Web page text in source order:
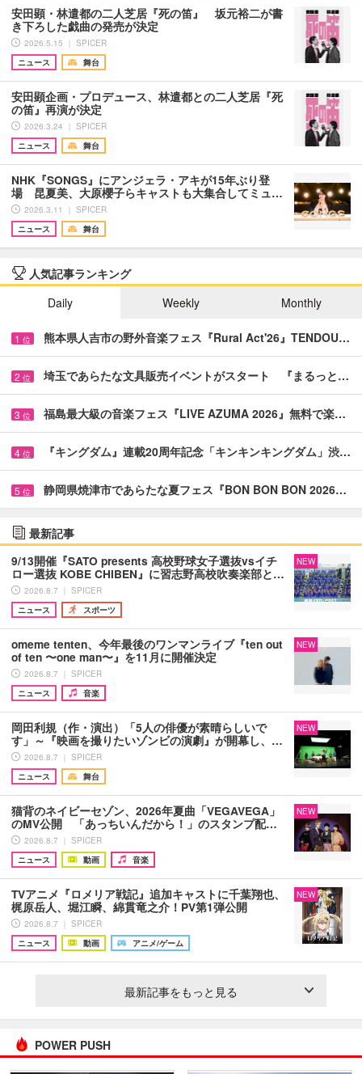
安田顕・林遣都の二人芝居『死の笛』 坂元裕二が書
き下ろした戯曲の発売が決定
2026.5.15 ｜ SPICER
ニュース
舞台
安田顕企画・プロデュース、林遣都との二人芝居『死
の笛』再演が決定
2026.3.24 ｜ SPICER
ニュース
舞台
NHK『SONGS』にアンジェラ・アキが15年ぶり登
場 昆夏美、大原櫻子らキャストも大集合してミュ…
2026.3.11 ｜ SPICER
ニュース
舞台
人気記事ランキング
Daily
Weekly Monthly
1 位 熊本県人吉市の野外音楽フェス『Rural Act'26』TENDOU…
2 位 埼玉であらたな文具販売イベントがスタート 『まるっと…
3 位 福島最大級の音楽フェス『LIVE AZUMA 2026』無料で楽…
4 位 『キングダム』連載20周年記念「キンキンキングダム」渋…
5 位 静岡県焼津市であらたな夏フェス『BON BON BON 2026…
最新記事
9/13開催『SATO presents 高校野球女子選抜vsイチ
ロー選抜 KOBE CHIBEN』に習志野高校吹奏楽部と…
2026.8.7 ｜ SPICER
ニュース
スポーツ
NEW
omeme tenten、今年最後のワンマンライブ『ten out
of ten 〜one man〜』を11月に開催決定
2026.8.7 ｜ SPICER
ニュース
音楽
NEW
岡田利規（作・演出）「5人の俳優が素晴らしいで
す」～『映画を撮りたいゾンビの演劇』が開幕し、…
2026.8.7 ｜ SPICER
ニュース
舞台
NEW
猫背のネイビーセゾン、2026年夏曲「VEGAVEGA」
のMV公開 「あっちいんだから！」のスタンプ配…
2026.8.7 ｜ SPICER
ニュース
動画 音楽
NEW
TVアニメ『ロメリア戦記』追加キャストに千葉翔也、
梶原岳人、堀江瞬、綿貫竜之介！PV第1弾公開
2026.8.7 ｜ SPICER
ニュース
動画 アニメ/ゲーム
NEW
最新記事をもっと見る
POWER PUSH